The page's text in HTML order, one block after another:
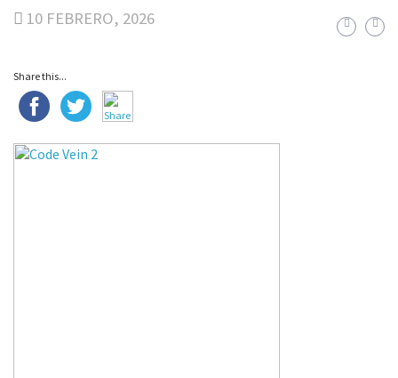
10 FEBRERO, 2026
Share this...